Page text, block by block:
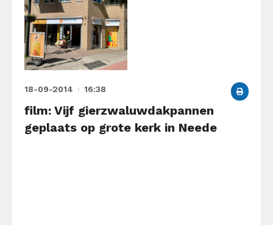
18-09-2014 16:38
film: Vijf gierzwaluwdakpannen
geplaats op grote kerk in Neede